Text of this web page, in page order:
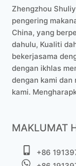
Zhengzhou
pengering
China, yang
dahulu, Kualiti
bekerjasama
dengan ikhlas
dengan kami
kami.
MAKLUMAT
+86